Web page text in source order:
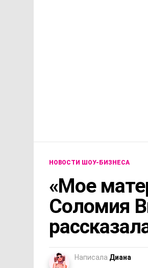
НОВОСТИ ШОУ-БИЗНЕСА
«Мое
Соломия
Написала Диана